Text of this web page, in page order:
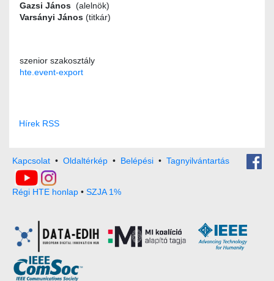
Gazsi János (alelnök)
Varsányi János (titkár)
szenior szakosztály
hte.event-export
Hírek RSS
Kapcsolat • Oldaltérkép • Belépési • Tagnyilvántartás
Régi HTE honlap • SZJA 1%